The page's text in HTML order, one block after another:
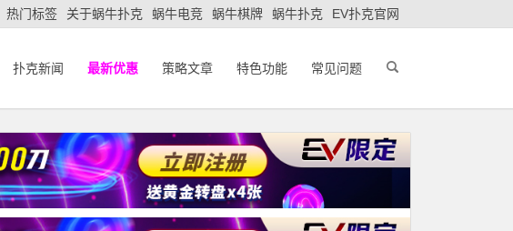
热门标签 关于蜗牛扑克 蜗牛电竞 蜗牛棋牌 蜗牛扑克 EV扑克官网
扑克新闻 最新优惠 策略文章 特色功能 常见问题